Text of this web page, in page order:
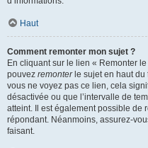
Haut
Comment remonter mon sujet ?
En cliquant sur le lien « Remonter
pouvez remonterle sujet en haut du
vous ne voyez pas ce lien, cela
désactivée ou que l’intervalle de
atteint. Il est également possible de
répondant. Néanmoins, assurez-
faisant.